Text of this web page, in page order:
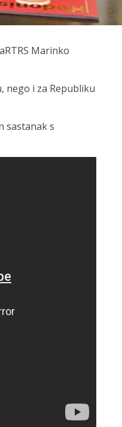
Marinko
nego i za Republiku
sastanak s